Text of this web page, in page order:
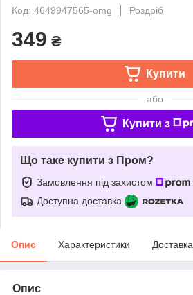
Код: 4649947565-omg
Роздріб
349 ₴
Купити
або
Купити з
Що таке купити з Пром?
Замовлення під захистом
Доступна доставка
Опис Характеристики Доставка
Опис